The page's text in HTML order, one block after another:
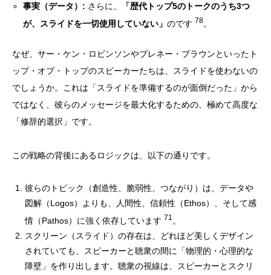
事実（データ）: さらに、
「歴代トップ5のトークのうち3つ
が、スライドを一切使用していない」のです 78。
なぜ、サー・ケン・ロビンソンやブレネー・ブラウンといったト
ップ・オブ・トップのスピーカーたちは、スライドを使わないの
でしょうか。これは「スライドを準備するのが面倒だった」から
ではなく、彼らのメッセージを最大化するための、極めて高度な
「修辞的選択」です。
この戦略の背後にあるロジックは、以下の通りです。
彼らのトピック（創造性、脆弱性、つながり）は、データや
図解（Logos）よりも、人間性、信頼性（Ethos）、そして感
情（Pathos）に強く依存しています 71 。
スクリーン（スライド）の存在は、どれほど美しくデザイン
されていても、スピーカーと聴衆の間に「物理的・心理的な
障壁」を作り出します。聴衆の視線は、スピーカーとスクリ